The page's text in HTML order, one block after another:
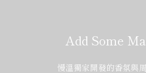
Add Some
慢溫獨家開發的香氛與